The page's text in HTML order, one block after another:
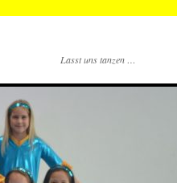
Lasst uns tanzen …